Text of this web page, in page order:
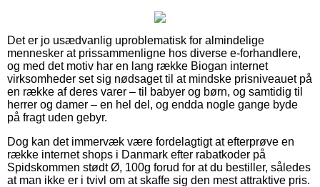
Det er jo usædvanlig uproblematisk for almindelige
mennesker at prissammenligne hos diverse e-forhandlere,
og med det motiv har en lang række Biogan internet
virksomheder set sig nødsaget til at mindske prisniveauet på
en række af deres varer – til babyer og børn, og samtidig til
herrer og damer – en hel del, og endda nogle gange byde
på fragt uden gebyr.
Dog kan det immervæk være fordelagtigt at efterprøve en
række internet shops i Danmark efter rabatkoder på
Spidskommen stødt Ø, 100g forud for at du bestiller, således
at man ikke er i tvivl om at skaffe sig den mest attraktive pris.